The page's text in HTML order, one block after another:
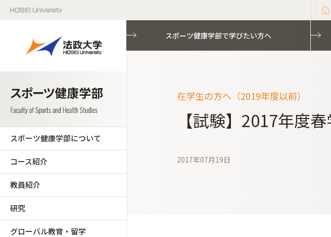
スポーツ健康学部について
コース紹介
教員紹介
研究
グローバル教育・留学
スポーツ健康学部で学びたい方へ
在学生の方へ（2019年度以前）
【試験】2017年度
2017年07月19日